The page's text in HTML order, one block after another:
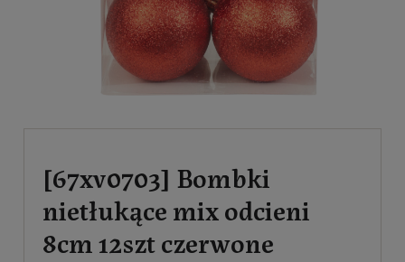
[67xv0703] Bombki
nietłukące mix odcieni
8cm 12szt czerwone